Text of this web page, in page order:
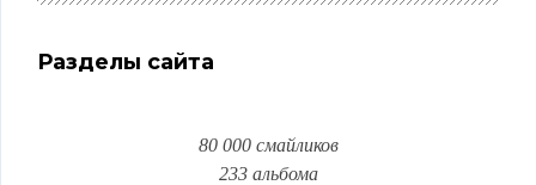
Разделы сайта
80 000 смайликов
233 альбома